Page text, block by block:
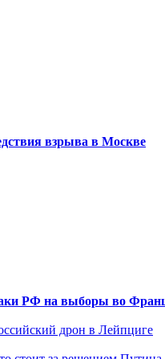
взрыва в Москве
РФ на выборы во
дрон в Лейпциге